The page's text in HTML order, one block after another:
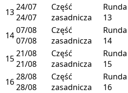
1324/07
24/07
Część
zasadnicza
Runda
13
1407/08
07/08
Część
zasadnicza
Runda
14
1521/08
21/08
Część
zasadnicza
Runda
15
1628/08
28/08
Część
zasadnicza
Runda
16